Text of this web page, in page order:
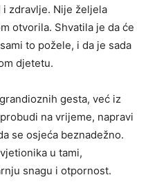
zdravlje. Nije željela
otvorila. Shvatila je da će
to požele, i da je sada
djetetu.
gesta, već iz
na vrijeme, napravi
se osjeća beznadežno.
u tami,
snagu i otpornost.